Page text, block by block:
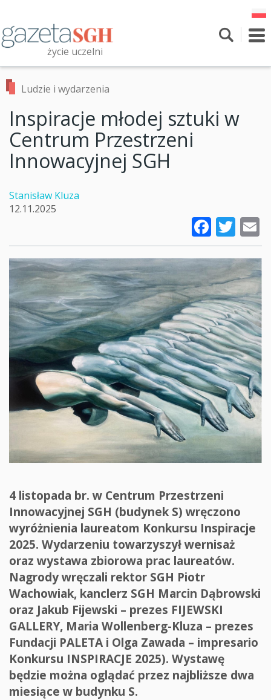
treści
życie uczelni
Przeszukaj witrynę
Ludzie i wydarzenia
Inspiracje młodej sztuki w
Centrum Przestrzeni
Innowacyjnej SGH
Stanisław Kluza
12.11.2025
4 listopada br. w Centrum Przestrzeni
Innowacyjnej SGH (budynek S) wręczono
wyróżnienia laureatom Konkursu Inspiracje
2025. Wydarzeniu towarzyszył wernisaż
oraz wystawa zbiorowa prac laureatów.
Nagrody wręczali rektor SGH Piotr
Wachowiak, kanclerz SGH Marcin Dąbrowski
oraz Jakub Fijewski – prezes FIJEWSKI
GALLERY, Maria Wollenberg-Kluza – prezes
Fundacji PALETA i Olga Zawada – impresario
Konkursu INSPIRACJE 2025). Wystawę
będzie można oglądać przez najbliższe dwa
miesiące w budynku S.